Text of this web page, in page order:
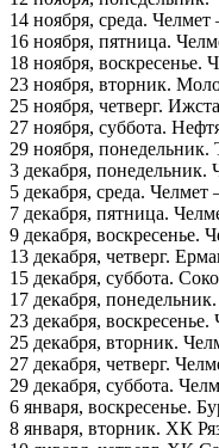
14 ноября, среда.
16 ноября, пятница.
18 ноября, воскресенье.
23 ноября, вторник.
25 ноября, четверг.
27 ноября, суббота.
29 ноября, понедельник.
3 декабря, понедельник.
5 декабря, среда. Челмет
7 декабря, пятница.
9 декабря, воскресенье.
13 декабря, четверг.
15 декабря, суббота.
17 декабря,
23 декабря,
25 декабря, вторник.
27 декабря, четверг.
29 декабря, суббота.
6 января, воскресенье.
8 января, вторник. ХК